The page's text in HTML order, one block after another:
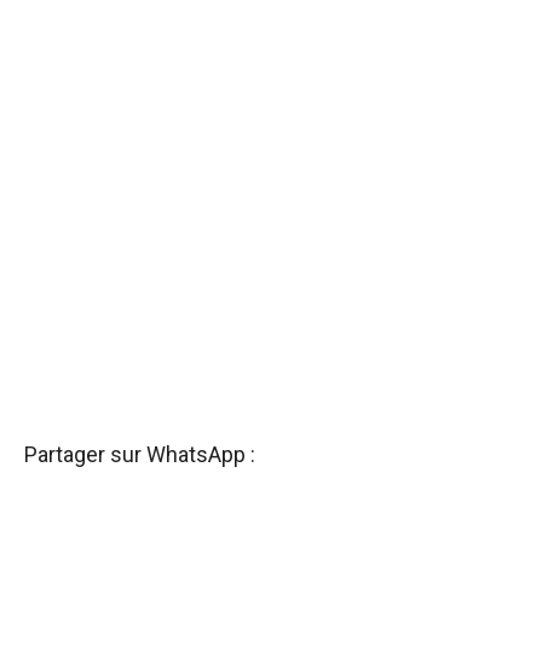
Partager sur WhatsApp :